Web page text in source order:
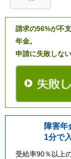
請求の56%が不
年金。
申請に失敗しな
障害年
1分で
受給率90％以上